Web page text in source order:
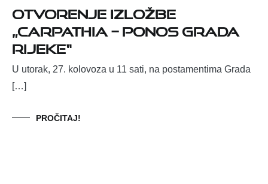
OTVORENJE IZLOŽBE
„CARPATHIA – PONOS GRADA
RIJEKE“
U utorak, 27. kolovoza u 11 sati, na postamentima Grada
[…]
PROČITAJ!